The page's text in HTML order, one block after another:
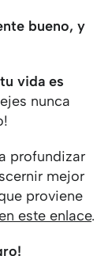
bueno, y
vida es
nunca
profundizar
mejor
proviene
este enlace.